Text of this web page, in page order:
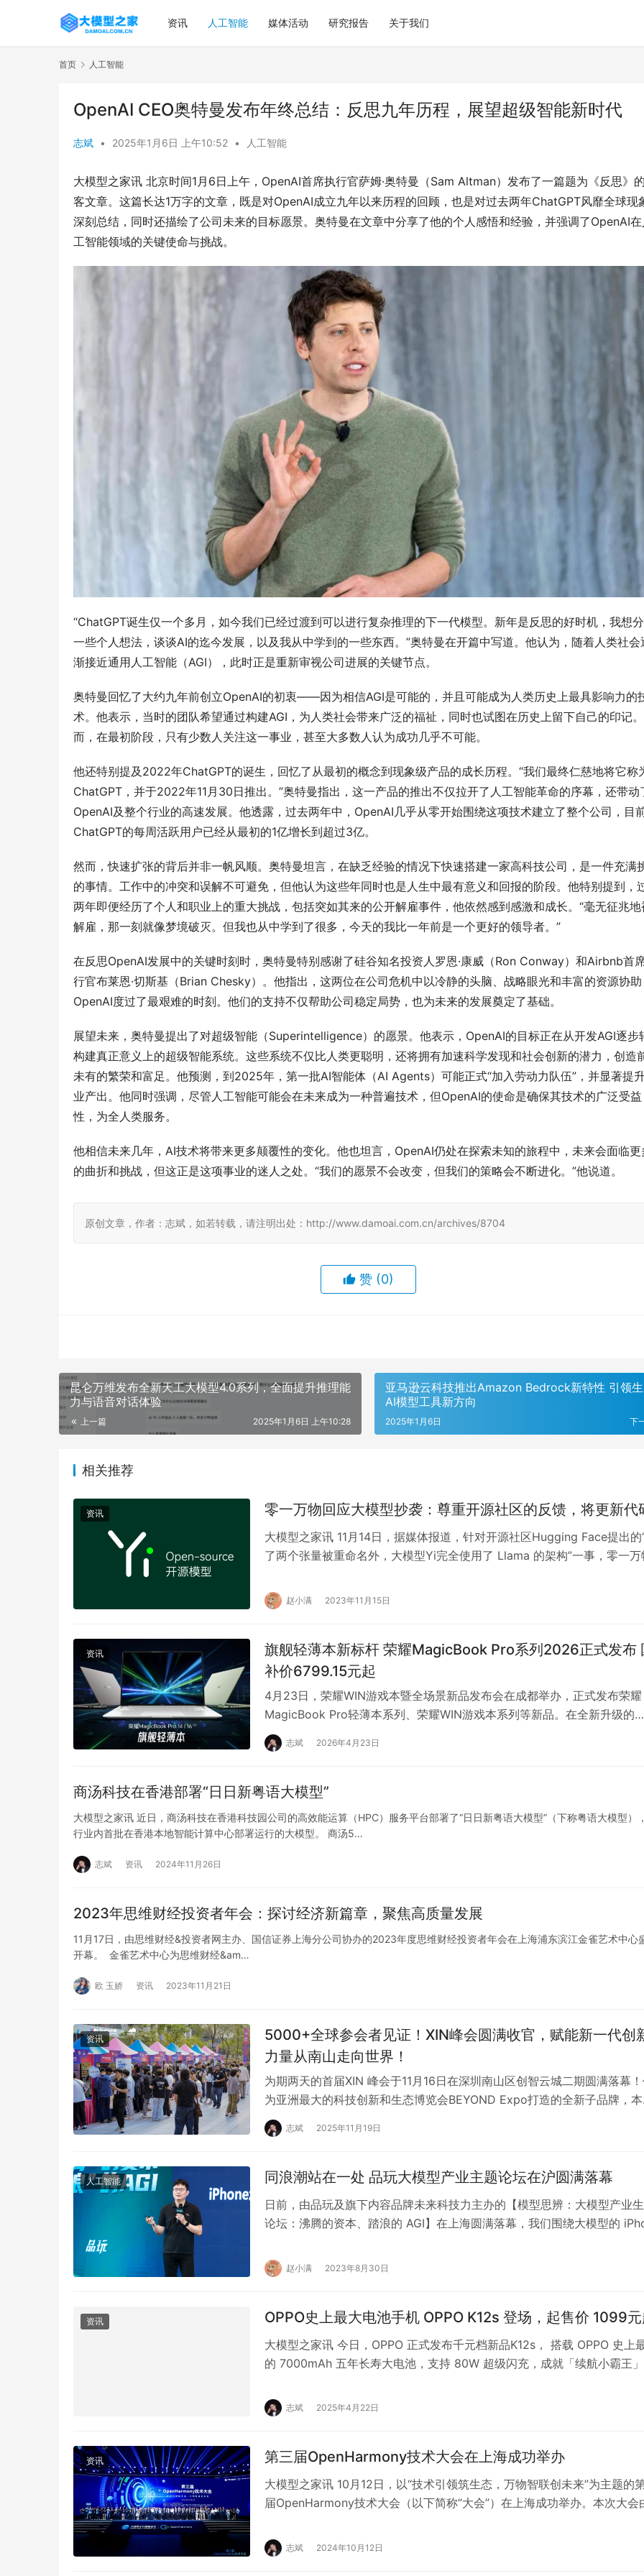
资讯 人工智能 媒体活动 研究报告 关于我们
首页 人工智能
OpenAI CEO奥特曼发布年终总结：反思九年历程，展望超级智能新时代
志斌 • 2025年1月6日 上午10:52 • 人工智能
大模型之家讯 北京时间1月6日上午，OpenAI首席执行官萨姆·奥特曼（Sam Altman）发布了一篇题为《反思》
客文章。这篇长达1万字的文章，既是对OpenAI成立九年以来历程的回顾，也是对过去两年ChatGPT风靡全球现
深刻总结，同时还描绘了公司未来的目标愿景。奥特曼在文章中分享了他的个人感悟和经验，并强调了OpenAI
工智能领域的关键使命与挑战。
“ChatGPT诞生仅一个多月，如今我们已经过渡到可以进行复杂推理的下一代模型。新年是反思的好时机，我想
一些个人想法，谈谈AI的迄今发展，以及我从中学到的一些东西。”奥特曼在开篇中写道。他认为，随着人类社会
渐接近通用人工智能（AGI），此时正是重新审视公司进展的关键节点。
奥特曼回忆了大约九年前创立OpenAI的初衷——因为相信AGI是可能的，并且可能成为人类历史上最具影响力的
术。他表示，当时的团队希望通过构建AGI，为人类社会带来广泛的福祉，同时也试图在历史上留下自己的印记
而，在最初阶段，只有少数人关注这一事业，甚至大多数人认为成功几乎不可能。
他还特别提及2022年ChatGPT的诞生，回忆了从最初的概念到现象级产品的成长历程。“我们最终仁慈地将它称
ChatGPT，并于2022年11月30日推出。”奥特曼指出，这一产品的推出不仅拉开了人工智能革命的序幕，还带动
OpenAI及整个行业的高速发展。他透露，过去两年中，OpenAI几乎从零开始围绕这项技术建立了整个公司，目
ChatGPT的每周活跃用户已经从最初的1亿增长到超过3亿。
然而，快速扩张的背后并非一帆风顺。奥特曼坦言，在缺乏经验的情况下快速搭建一家高科技公司，是一件充满
的事情。工作中的冲突和误解不可避免，但他认为这些年同时也是人生中最有意义和回报的阶段。他特别提到，
两年即便经历了个人和职业上的重大挑战，包括突如其来的公开解雇事件，他依然感到感激和成长。“毫无征兆地
解雇，那一刻就像梦境破灭。但我也从中学到了很多，今天的我比一年前是一个更好的领导者。”
在反思OpenAI发展中的关键时刻时，奥特曼特别感谢了硅谷知名投资人罗恩·康威（Ron Conway）和Airbnb首
行官布莱恩·切斯基（Brian Chesky）。他指出，这两位在公司危机中以冷静的头脑、战略眼光和丰富的资源协助
OpenAI度过了最艰难的时刻。他们的支持不仅帮助公司稳定局势，也为未来的发展奠定了基础。
展望未来，奥特曼提出了对超级智能（Superintelligence）的愿景。他表示，OpenAI的目标正在从开发AGI逐步
构建真正意义上的超级智能系统。这些系统不仅比人类更聪明，还将拥有加速科学发现和社会创新的潜力，创造
未有的繁荣和富足。他预测，到2025年，第一批AI智能体（AI Agents）可能正式“加入劳动力队伍”，并显著提
业产出。他同时强调，尽管人工智能可能会在未来成为一种普遍技术，但OpenAI的使命是确保其技术的广泛受益
性，为全人类服务。
他相信未来几年，AI技术将带来更多颠覆性的变化。他也坦言，OpenAI仍处在探索未知的旅程中，未来会面临更
的曲折和挑战，但这正是这项事业的迷人之处。“我们的愿景不会改变，但我们的策略会不断进化。”他说道。
原创文章，作者：志斌，如若转载，请注明出处：http://www.damoai.com.cn/archives/8704
赞 (0)
昆仑万维发布全新天工大模型4.0系列，全面提升推理能
力与语音对话体验
上一篇 2025年1月6日 上午10:28
亚马逊云科技推出Amazon Bedrock新特性 引领
AI模型工具新方向
下
2025年1月6日
相关推荐
资讯 零一万物回应大模型抄袭：尊重开源社区的反馈，将更新代
大模型之家讯 11月14日，据媒体报道，针对开源社区Hugging Face提出的
了两个张量被重命名外，大模型Yi完全使用了 Llama 的架构”一事，零一万
赵小满 2023年11月15日
资讯
旗舰轻薄本新标杆 荣耀MagicBook Pro系列2026正式发布
补价6799.15元起
4月23日，荣耀WIN游戏本暨全场景新品发布会在成都举办，正式发布荣耀
MagicBook Pro轻薄本系列、荣耀WIN游戏本系列等新品。在全新升级的
HONOR Turbo X加持下…
志斌 2026年4月23日
商汤科技在香港部署“日日新粤语大模型”
大模型之家讯 近日，商汤科技在香港科技园公司的高效能运算（HPC）服务平台部署了“日日新粤语大模型”（下称粤语大模型）
行业内首批在香港本地智能计算中心部署运行的大模型。 商汤5…
志斌 资讯 2024年11月26日
2023年思维财经投资者年会：探讨经济新篇章，聚焦高质量发展
11月17日，由思维财经&投资者网主办、国信证券上海分公司协办的2023年度思维财经投资者年会在上海浦东滨江金雀艺术中心
开幕。 金雀艺术中心为思维财经&am…
欧 玉娇 资讯 2023年11月21日
资讯
5000+全球参会者见证！XIN峰会圆满收官，赋能新一代创
力量从南山走向世界！
为期两天的首届XIN 峰会于11月16日在深圳南山区创智云城二期圆满落幕
为亚洲最大的科技创新和生态博览会BEYOND Expo打造的全新子品牌，
XIN峰会以“人工…
志斌 2025年11月19日
人工智能 同浪潮站在一处 品玩大模型产业主题论坛在沪圆满落幕
日前，由品玩及旗下内容品牌未来科技力主办的【模型思辨：大模型产业
论坛：沸腾的资本、踏浪的 AGI】在上海圆满落幕，我们围绕大模型的
赵小满 2023年8月30日
资讯 OPPO史上最大电池手机 OPPO K12s 登场，起售价 1099
大模型之家讯 今日，OPPO 正式发布千元档新品K12s， 搭载 OPPO 史上
的 7000mAh 五年长寿大电池，支持 80W 超级闪充，成就「续航小霸王
志斌 2025年4月22日
资讯 第三届OpenHarmony技术大会在上海成功举办
大模型之家讯 10月12日，以“技术引领筑生态，万物智联创未来”为主题的
届OpenHarmony技术大会（以下简称“大会”）在上海成功举办。本次大会
志斌 2024年10月12日